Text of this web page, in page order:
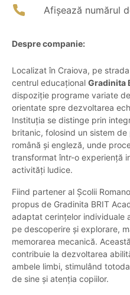
Afișează numărul
Despre companie:
Localizat în Craiova, pe
centrul educațional Gradinita
dispoziție programe variate
orientate spre dezvoltarea
Instituția se distinge prin
britanic, folosind un sistem
română și engleză, unde
transformat într-o experiență
activități ludice.
Fiind partener al Școlii
propus de Gradinita BRIT
adaptat cerințelor individuale
pe descoperire și explorare,
memorarea mecanică.
contribuie la dezvoltarea
ambele limbi, stimulând
de sine și atenția copiilor.